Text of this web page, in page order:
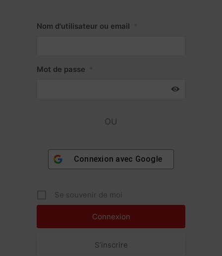
Nom d'utilisateur ou email
Mot de passe
OU
Connexion avec Google
Se souvenir de moi
S’inscrire